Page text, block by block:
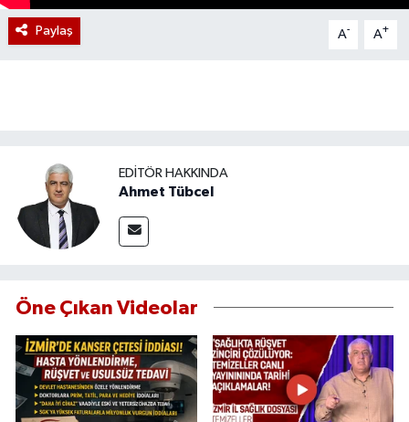
Paylaş A- A+
EDITÖR HAKKINDA
Ahmet Tübcel
Öne Çıkan Videolar